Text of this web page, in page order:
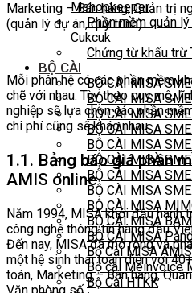
Mshopkeeper
Phần mềm quản
Cukcuk
Chứng từ khấu trừ
BỘ CÀI
BỘ CÀI MISA
BỘ CÀI MISA
BỘ CÀI MISA
BỘ CÀI MISA
BỘ CÀI MISA
BỘ CÀI MISA
BỘ CÀI MISA
BỘ CÀI MISA
BỘ CÀI MISA
BỘ CÀI MISA
BỘ CÀI MISA
Bộ Cài MISA
Bộ cài Meinvoice
Bộ Cài HTKK
Marketing – Bán hàng, Quản trị
(quản lý dự án, quy trình).
Mỗi phân hệ có các phần mềm
chẽ với nhau. Tùy theo quy mô,
nghiệp sẽ lựa chọn các phần
chi phí cũng sẽ khác nhau.
1.1. Bảng báo giá phần
AMIS online
Năm 1994, MISA khởi đầu hành
công nghệ thông tin hàng đầu
Đến nay, MISA đã mở rộng và
một hệ sinh thái toàn diện với
toán, Marketing – Bán hàng,